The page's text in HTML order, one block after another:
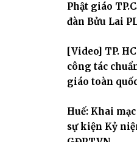
thứ I, thể hiện sự quan tâm đối
Tăng tài và tiếp nối mạng mạch
Phật giáo
đàn Bửu Lai
[Video] TP.
công tác
giáo toàn
Huế: Khai
sự kiện Kỷ